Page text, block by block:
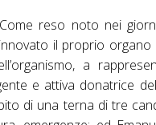
Come reso noto nei
il proprio
a
e attiva donatrice
di una terna di tre